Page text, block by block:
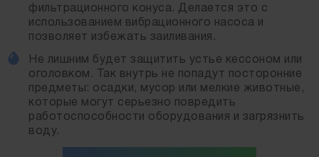
фильтрационного конуса. Делается это с
использованием вибрационного насоса и
позволяет избежать заиливания.
Не лишним будет защитить устье кессоном или
оголовком. Так внутрь не попадут посторонние
предметы: осадки, мусор или мелкие животные,
которые могут серьезно повредить
работоспособности оборудования и загрязнить
воду.